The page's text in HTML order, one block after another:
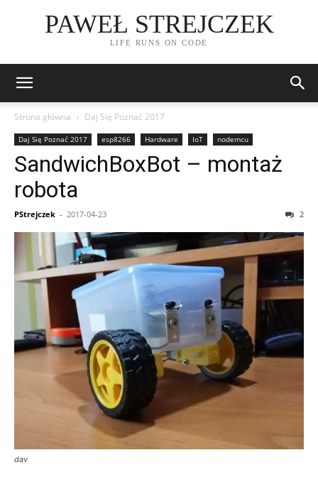
PAWEŁ STREJCZEK
LIFE RUNS ON CODE
Strona główna Daj Się Poznać 2017
Daj Się Poznać 2017 esp8266 Hardware IoT nodemcu
SandwichBoxBot – montaż
robota
PStrejczek - 2017-04-23 2
dav